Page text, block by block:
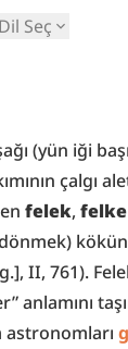
Dil Seç
(yün iği
çalgı
felek, felke
II, 761).
anlamını
astronomları